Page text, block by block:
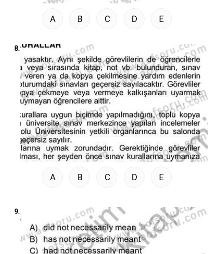
A B C D E
8.
A B C D E
9.